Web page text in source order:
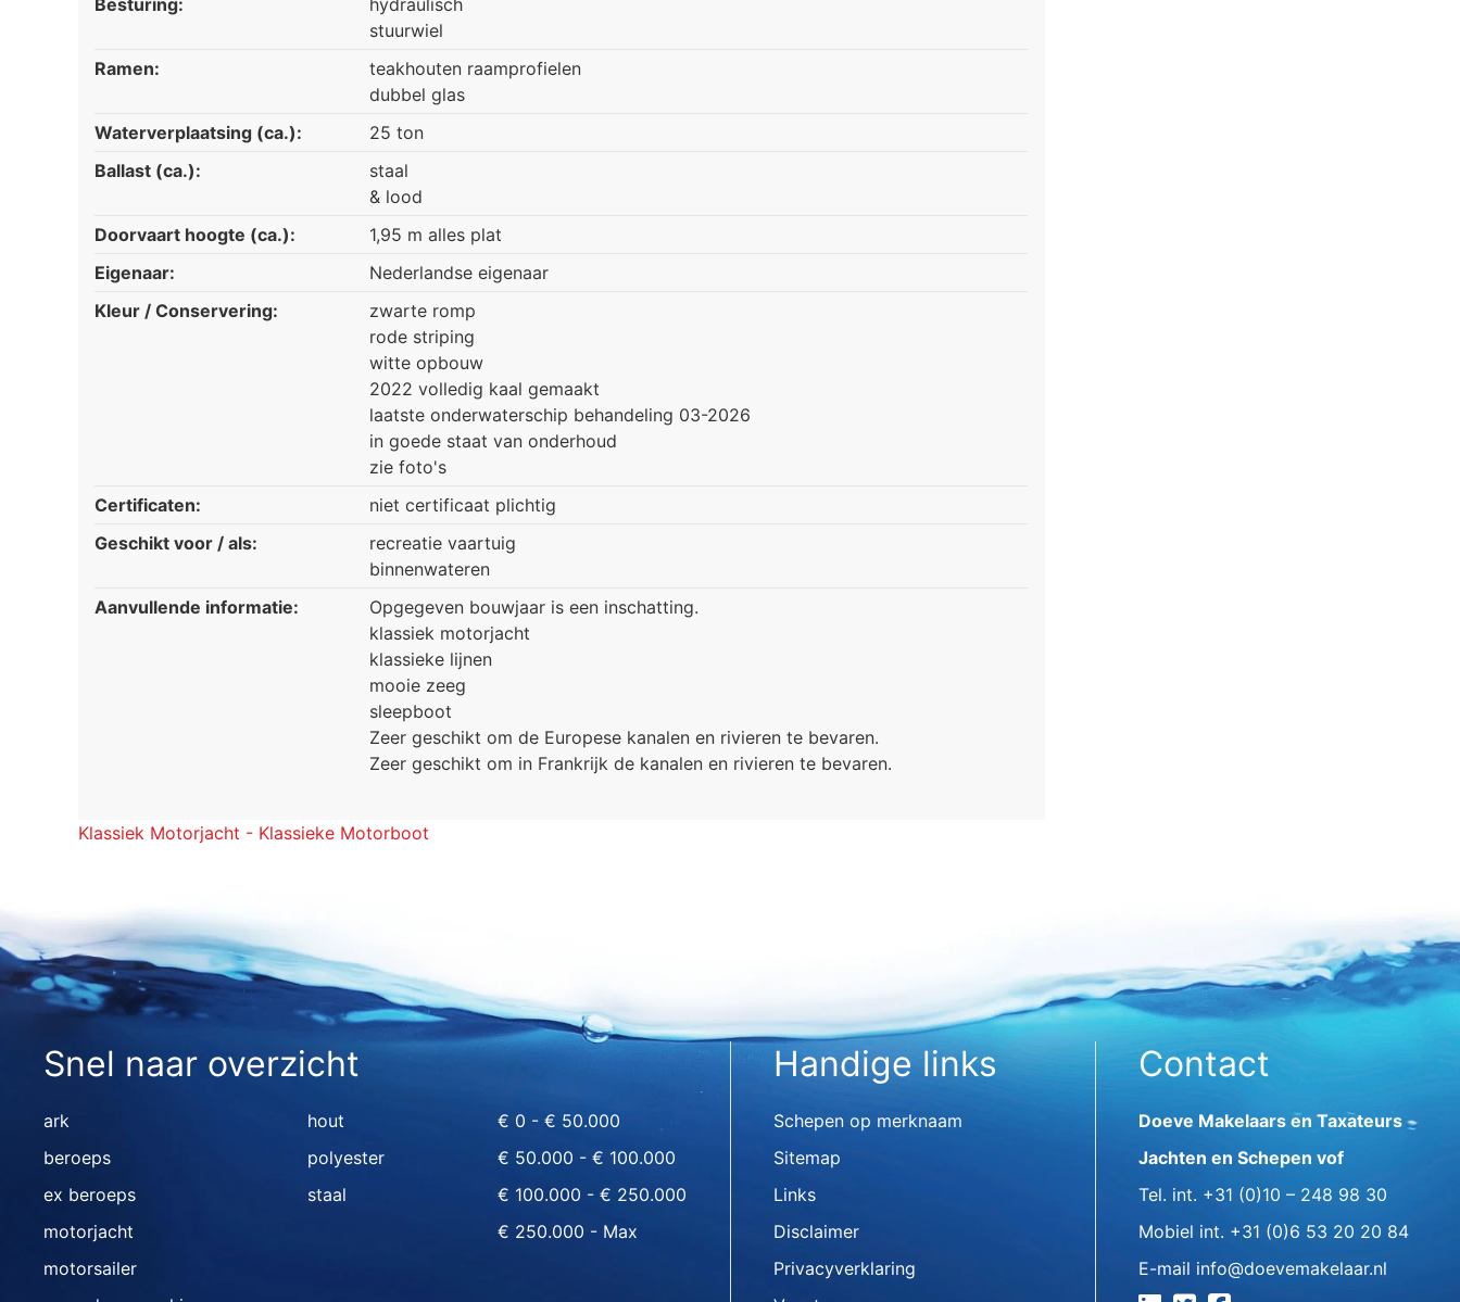
Besturing:
hydraulisch
stuurwiel
Ramen:
teakhouten raamprofielen
dubbel glas
Waterverplaatsing (ca.):
25 ton
Ballast (ca.):
staal
& lood
Doorvaart hoogte (ca.):
1,95 m alles plat
Eigenaar:
Nederlandse eigenaar
Kleur / Conservering:
zwarte romp
rode striping
witte opbouw
2022 volledig kaal gemaakt
laatste onderwaterschip behandeling 03-2026
in goede staat van onderhoud
zie foto's
Certificaten:
niet certificaat plichtig
Geschikt voor / als:
recreatie vaartuig
binnenwateren
Aanvullende informatie:
Opgegeven bouwjaar is een inschatting.
klassiek motorjacht
klassieke lijnen
mooie zeeg
sleepboot
Zeer geschikt om de Europese kanalen en rivieren te bevaren.
Zeer geschikt om in Frankrijk de kanalen en rivieren te bevaren.
Klassiek Motorjacht - Klassieke Motorboot
Snel naar overzicht
ark
beroeps
ex beroeps
motorjacht
motorsailer
hout
polyester
staal
€ 0 - € 50.000
€ 50.000 - € 100.000
€ 100.000 - € 250.000
€ 250.000 - Max
Handige links
Schepen op merknaam
Sitemap
Links
Disclaimer
Privacyverklaring
Contact
Doeve Makelaars en Taxateurs
Jachten en Schepen vof
Tel. int. +31 (0)10 – 248 98 30
Mobiel int. +31 (0)6 53 20 20 84
E-mail info@doevemakelaar.nl